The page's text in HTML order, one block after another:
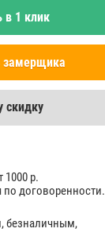
в 1 клик
замерщика
скидку
1000 р.
по договоренности.
безналичным,